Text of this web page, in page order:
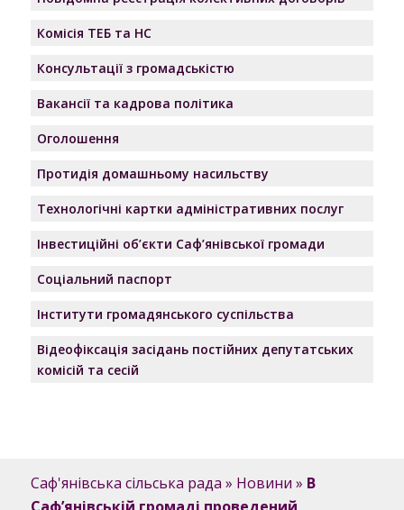
Комісія ТЕБ та НС
Консультації з громадськістю
Вакансії та кадрова політика
Оголошення
Протидія домашньому насильству
Технологічні картки адміністративних послуг
Інвестиційні об’єкти Саф’янівської громади
Соціальний паспорт
Інститути громадянського суспільства
Відеофіксація засідань постійних депутатських
комісій та сесій
Саф'янівська сільська рада » Новини » В